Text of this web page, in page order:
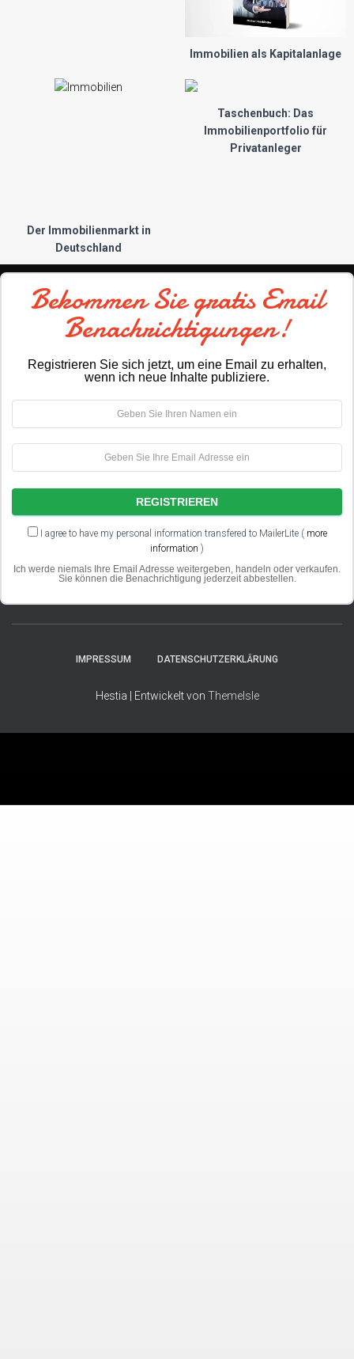
Immobilien als Kapitalanlage
Der Immobilienmarkt in
Deutschland
Taschenbuch: Das
Immobilienportfolio für
Privatanleger
Bekommen Sie gratis Email
Benachrichtigungen!
Registrieren Sie sich jetzt, um eine Email zu erhalten,
wenn ich neue Inhalte publiziere.
I agree to have my personal information transfered to MailerLite ( more
information )
Ich werde niemals Ihre Email Adresse weitergeben, handeln oder verkaufen.
Sie können die Benachrichtigung jederzeit abbestellen.
IMPRESSUM DATENSCHUTZERKLÄRUNG
Hestia | Entwickelt von ThemeIsle